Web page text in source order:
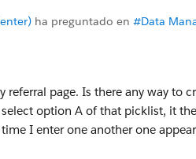
ha preguntado en #Data
page. Is there any way to
option A of that picklist, it
I enter one another one